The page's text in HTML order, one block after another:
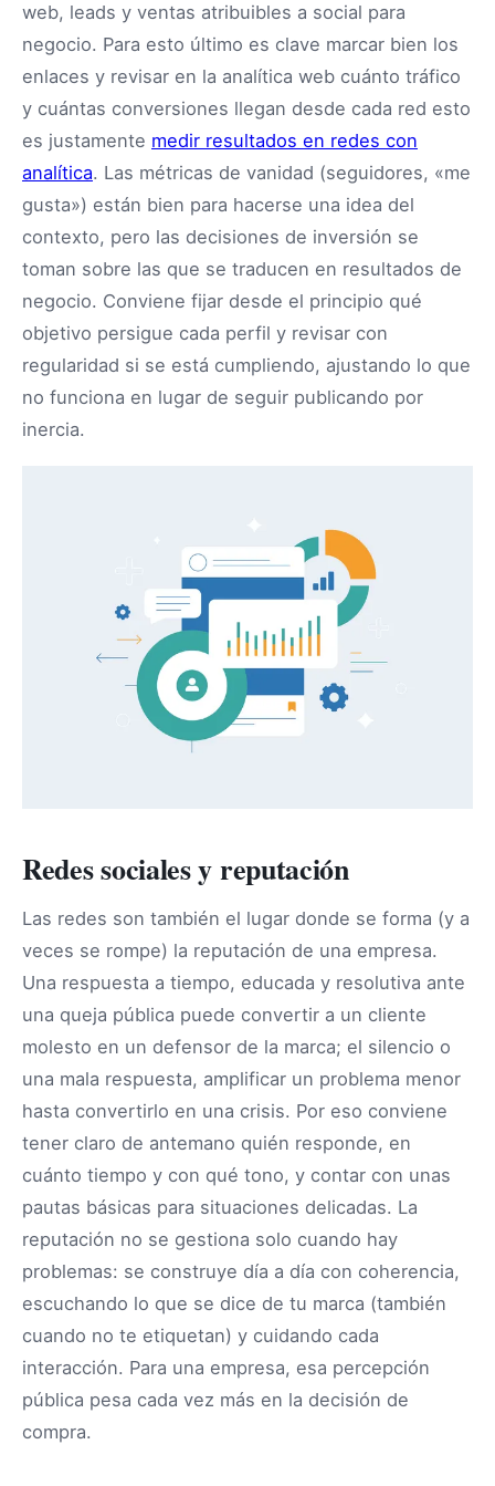
web, leads y ventas atribuibles a social para
negocio. Para esto último es clave marcar bien los
enlaces y revisar en la analítica web cuánto tráfico
y cuántas conversiones llegan desde cada red esto
es justamente medir resultados en redes con
analítica. Las métricas de vanidad (seguidores, «me
gusta») están bien para hacerse una idea del
contexto, pero las decisiones de inversión se
toman sobre las que se traducen en resultados de
negocio. Conviene fijar desde el principio qué
objetivo persigue cada perfil y revisar con
regularidad si se está cumpliendo, ajustando lo que
no funciona en lugar de seguir publicando por
inercia.
Redes sociales y reputación
Las redes son también el lugar donde se forma (y a
veces se rompe) la reputación de una empresa.
Una respuesta a tiempo, educada y resolutiva ante
una queja pública puede convertir a un cliente
molesto en un defensor de la marca; el silencio o
una mala respuesta, amplificar un problema menor
hasta convertirlo en una crisis. Por eso conviene
tener claro de antemano quién responde, en
cuánto tiempo y con qué tono, y contar con unas
pautas básicas para situaciones delicadas. La
reputación no se gestiona solo cuando hay
problemas: se construye día a día con coherencia,
escuchando lo que se dice de tu marca (también
cuando no te etiquetan) y cuidando cada
interacción. Para una empresa, esa percepción
pública pesa cada vez más en la decisión de
compra.